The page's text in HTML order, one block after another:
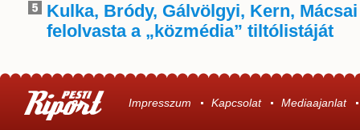
Kulka, Bródy, Gálvölgyi, Kern,
felolvasta a „közmédia” tiltólistáját
Impresszum Kapcsolat Mediaajanlat